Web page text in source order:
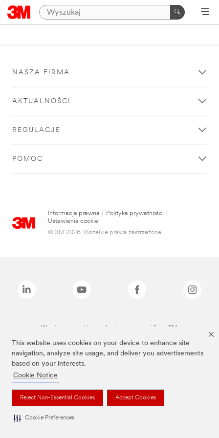
This website uses cookies on your device to enhance site
navigation, analyze site usage, and deliver you advertisements
based on your interests.
Cookie Notice
Reject Non-Essential Cookies Accept Cookies
Cookie Preferences
NASZA FIRMA
AKTUALNOŚCI
REGULACJE
POMOC
Informacja prawna Polityka prywatności
Ustawienia cookie
© 3M 2026. Wszelkie prawa zastrzeżone.
Wymienione marki są znakami towarowymi firmy 3M.